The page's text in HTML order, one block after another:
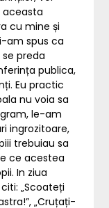
aceasta
cu mine și
spus ca
preda
publica,
Eu practic
nu voia sa
le-am
ingrozitoare,
trebuiau sa
ce acestea
In ziua
„Scoateți
„Cruțați-